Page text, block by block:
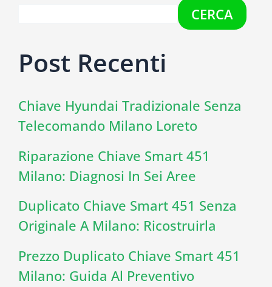
CERCA
Post Recenti
Chiave Hyundai Tradizionale Senza
Telecomando Milano Loreto
Riparazione Chiave Smart 451
Milano: Diagnosi In Sei Aree
Duplicato Chiave Smart 451 Senza
Originale A Milano: Ricostruirla
Prezzo Duplicato Chiave Smart 451
Milano: Guida Al Preventivo